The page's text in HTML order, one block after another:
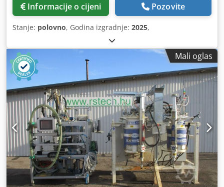
Informacije o cijeni Pozovite
Stanje: polovno, Godina izgradnje: 2025,
Mali oglas